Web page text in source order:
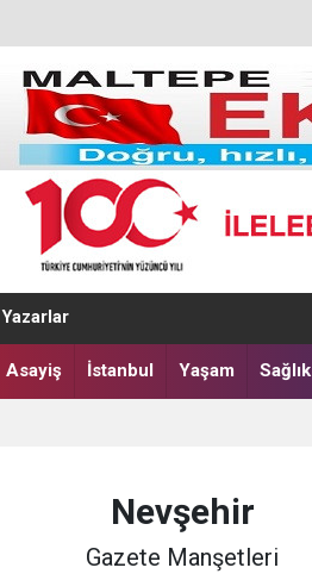
Yazarlar
Asayiş İstanbul Yaşam Sağlık
Nevşehir
Gazete Manşetleri